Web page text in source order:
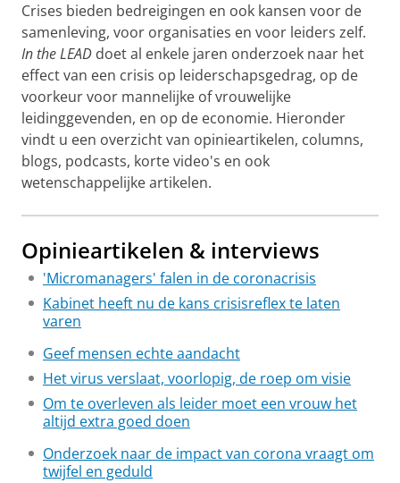
Crises bieden bedreigingen en ook kansen voor de
samenleving, voor organisaties en voor leiders zelf.
In the LEAD doet al enkele jaren onderzoek naar het
effect van een crisis op leiderschapsgedrag, op de
voorkeur voor mannelijke of vrouwelijke
leidinggevenden, en op de economie. Hieronder
vindt u een overzicht van opinieartikelen, columns,
blogs, podcasts, korte video's en ook
wetenschappelijke artikelen.
Opinieartikelen & interviews
'Micromanagers' falen in de coronacrisis
Kabinet heeft nu de kans crisisreflex te laten
varen
Geef mensen echte aandacht
Het virus verslaat, voorlopig, de roep om visie
Om te overleven als leider moet een vrouw het
altijd extra goed doen
Onderzoek naar de impact van corona vraagt om
twijfel en geduld